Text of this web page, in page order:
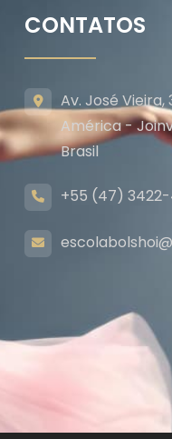
CONTATOS
Av. José Vieira,
América -
Brasil
+55 (47)